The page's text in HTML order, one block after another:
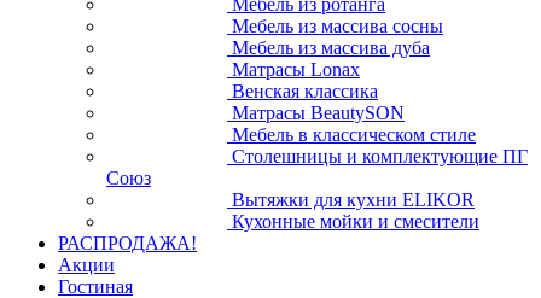
Мебель из массива сосны
Мебель из массива дуба
Матрасы Lonax
Венская классика
Матрасы BeautySON
Мебель в классическом стиле
Столешницы и комплектующие ПГ
Союз
Вытяжки для кухни ELIKOR
Кухонные мойки и смесители
РАСПРОДАЖА!
Акции
Гостиная